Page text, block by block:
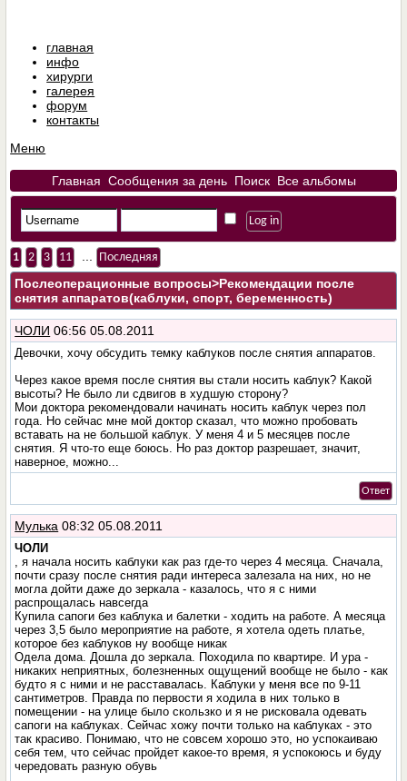
главная
инфо
хирурги
галерея
форум
контакты
Меню
Главная Сообщения за день Поиск Все альбомы
1 2 3 11 Последняя
Послеоперационные вопросы>Рекомендации после
снятия аппаратов(каблуки, спорт, беременность)
ЧОЛИ 06:56 05.08.2011
Девочки, хочу обсудить темку каблуков после снятия аппаратов.
Через какое время после снятия вы стали носить каблук? Какой
высоты? Не было ли сдвигов в худшую сторону?
Мои доктора рекомендовали начинать носить каблук через пол
года. Но сейчас мне мой доктор сказал, что можно пробовать
вставать на не большой каблук. У меня 4 и 5 месяцев после
снятия. Я что-то еще боюсь. Но раз доктор разрешает, значит,
наверное, можно...
Ответ
Мулька 08:32 05.08.2011
ЧОЛИ
, я начала носить каблуки как раз где-то через 4 месяца. Сначала,
почти сразу после снятия ради интереса залезала на них, но не
могла дойти даже до зеркала - казалось, что я с ними
распрощалась навсегда
Купила сапоги без каблука и балетки - ходить на работе. А месяца
через 3,5 было мероприятие на работе, я хотела одеть платье,
которое без каблуков ну вообще никак
Одела дома. Дошла до зеркала. Походила по квартире. И ура -
никаких неприятных, болезненных ощущений вообще не было - как
будто я с ними и не расставалась. Каблуки у меня все по 9-11
сантиметров. Правда по первости я ходила в них только в
помещении - на улице было скользко и я не рисковала одевать
сапоги на каблуках. Сейчас хожу почти только на каблуках - это
так красиво. Понимаю, что не совсем хорошо это, но успокаиваю
себя тем, что сейчас пройдет какое-то время, я успокоюсь и буду
чередовать разную обувь